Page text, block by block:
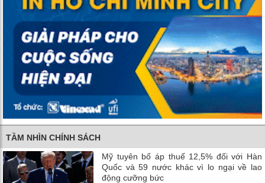
TẦM NHÌN CHÍNH SÁCH
Mỹ tuyên bố áp thuế 12,5% đối với Hàn
Quốc và 59 nước khác vì lo ngại về lao
động cưỡng bức